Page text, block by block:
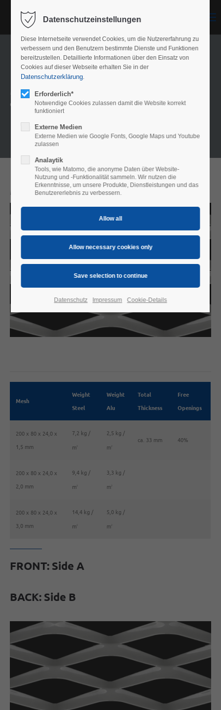
Model overview
Our meshes
Model Sinsheim
Mesh
Weight
Steel
Weight
Alu
Total
Thickness
Free
Openings
200 x 80 x 24,0 x
1,5 mm
7,2 kg /
m
2,5 kg /
m
ca. 33 mm 40%
200 x 80 x 24,0 x
2,0 mm
9,4 kg /
m
3,3 kg /
m
200 x 80 x 24,0 x
3,0 mm
14,4 kg /
m
5,0 kg /
m
FRONT: Side A
BACK: Side B
Datenschutzeinstellungen
Diese Internetseite verwendet Cookies, um die Nutzererfahrung zu
verbessern und den Benutzern bestimmte Dienste und Funktionen
bereitzustellen. Detaillierte Informationen über den Einsatz von
Cookies auf dieser Webseite erhalten Sie in der
Datenschutzerklärung.
Erforderlich*
Notwendige Cookies zulassen damit die Website korrekt
funktioniert
Externe Medien
Externe Medien wie Google Fonts, Google Maps und Youtube
zulassen
Analaytik
Tools, wie Matomo, die anonyme Daten über Website-
Nutzung und -Funktionalität sammeln. Wir nutzen die
Erkenntnisse, um unsere Produkte, Dienstleistungen und das
Benutzererlebnis zu verbessern.
Datenschutz Impressum Cookie-Details